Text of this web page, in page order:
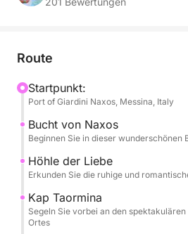
Entspannen Sie sich und
entdecken.
Den ganzen Tag über werden
Obst, Snacks und Champagner
Sie über die Musikanlage des
Lieblingsmusik hören. Der
und die Crew sorgen für eine
Fahrt, damit Sie sich
Die Tour beinhaltet:
Route
Startpunkt:
Port of Giardini Naxos, Messina, Italy
Bucht von Naxos
Beginnen Sie in dieser wunderschönen
Höhle der Liebe
Erkunden Sie die ruhige und
Kap Taormina
Segeln Sie vorbei an den
Ortes